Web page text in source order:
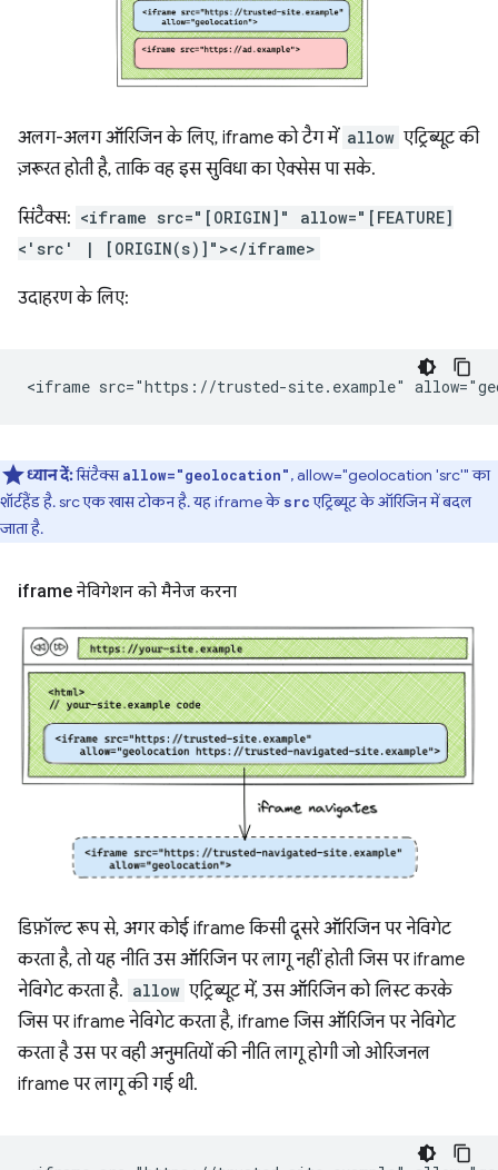
अलग-अलग ऑरिजिन के लिए, iframe को टैग में allow एट्रिब्यूट की
ज़रूरत होती है, ताकि वह इस सुविधा का ऐक्सेस पा सके.
सिंटैक्स: <iframe src="[ORIGIN]" allow="[FEATURE]
<'src' | [ORIGIN(s)]"></iframe>
उदाहरण के लिए:
ध्यान दें:सिंटैक्सallow="geolocation", allow="geolocation 'src'" का
शॉर्टहैंड है. src एक खास टोकन है. यह iframe के srcएट्रिब्यूट के ऑरिजिन में बदल
जाता है.
iframe नेविगेशन को मैनेज करना
डिफ़ॉल्ट रूप से, अगर कोई iframe किसी दूसरे ऑरिजिन पर नेविगेट
करता है, तो यह नीति उस ऑरिजिन पर लागू नहीं होती जिस पर iframe
नेविगेट करता है. allow एट्रिब्यूट में, उस ऑरिजिन को लिस्ट करके
जिस पर iframe नेविगेट करता है, iframe जिस ऑरिजिन पर नेविगेट
करता है उस पर वही अनुमतियों की नीति लागू होगी जो ओरिजनल
iframe पर लागू की गई थी.